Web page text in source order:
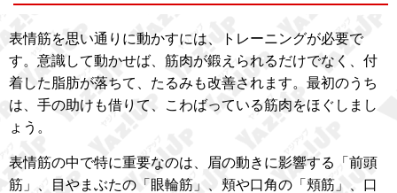
表情筋を思い通りに動かすには、トレーニングが必要で
す。意識して動かせば、筋肉が鍛えられるだけでなく、付
着した脂肪が落ちて、たるみも改善されます。最初のうち
は、手の助けも借りて、こわばっている筋肉をほぐしまし
ょう。
表情筋の中で特に重要なのは、眉の動きに影響する「前頭
筋」、目やまぶたの「眼輪筋」、頬や口角の「頬筋」、口